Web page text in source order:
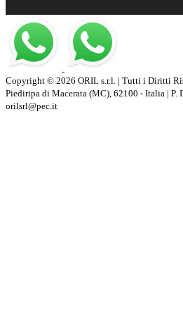
Copyright © 2026 ORIL s.r.l. | Tutti i Diritti
Piediripa di Macerata (MC), 62100 - Italia | P.
orilsrl@pec.it